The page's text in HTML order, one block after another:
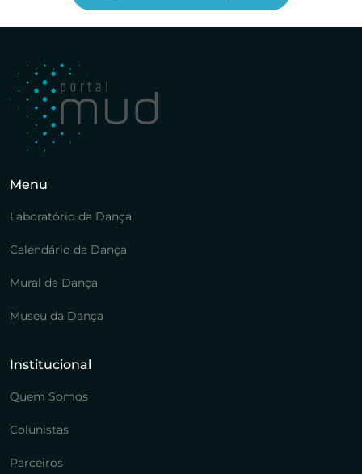
Menu
Laboratório da Dança
Calendário da Dança
Mural da Dança
Museu da Dança
Institucional
Quem Somos
Colunistas
Parceiros